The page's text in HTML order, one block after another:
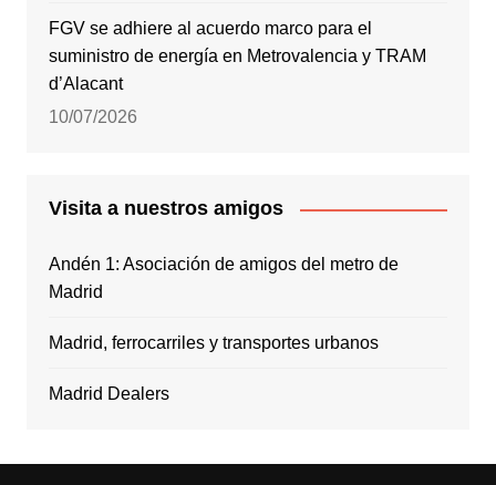
FGV se adhiere al acuerdo marco para el
suministro de energía en Metrovalencia y TRAM
d’Alacant
10/07/2026
Visita a nuestros amigos
Andén 1: Asociación de amigos del metro de
Madrid
Madrid, ferrocarriles y transportes urbanos
Madrid Dealers